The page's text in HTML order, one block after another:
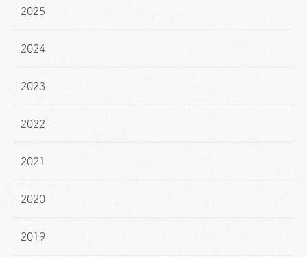
2025
2024
2023
2022
2021
2020
2019